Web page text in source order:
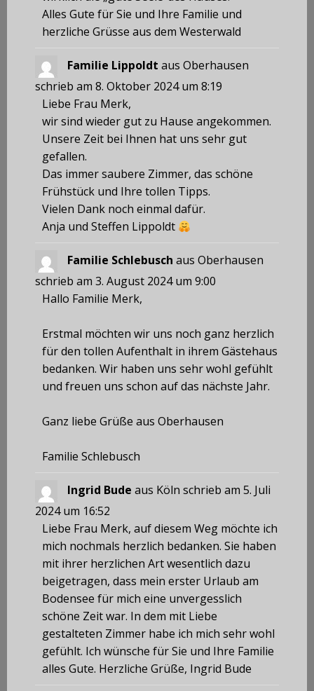
Alles Gute für Sie und Ihre Familie und
herzliche Grüsse aus dem Westerwald
Familie Lippoldt aus Oberhausen
schrieb am 8. Oktober 2024 um 8:19
Liebe Frau Merk,
wir sind wieder gut zu Hause angekommen.
Unsere Zeit bei Ihnen hat uns sehr gut
gefallen.
Das immer saubere Zimmer, das schöne
Frühstück und Ihre tollen Tipps.
Vielen Dank noch einmal dafür.
Anja und Steffen Lippoldt
Familie Schlebusch aus Oberhausen
schrieb am 3. August 2024 um 9:00
Hallo Familie Merk,
Erstmal möchten wir uns noch ganz herzlich
für den tollen Aufenthalt in ihrem Gästehaus
bedanken. Wir haben uns sehr wohl gefühlt
und freuen uns schon auf das nächste Jahr.
Ganz liebe Grüße aus Oberhausen
Familie Schlebusch
Ingrid Bude aus Köln schrieb am 5. Juli
2024 um 16:52
Liebe Frau Merk, auf diesem Weg möchte ich
mich nochmals herzlich bedanken. Sie haben
mit ihrer herzlichen Art wesentlich dazu
beigetragen, dass mein erster Urlaub am
Bodensee für mich eine unvergesslich
schöne Zeit war. In dem mit Liebe
gestalteten Zimmer habe ich mich sehr wohl
gefühlt. Ich wünsche für Sie und Ihre Familie
alles Gute. Herzliche Grüße, Ingrid Bude